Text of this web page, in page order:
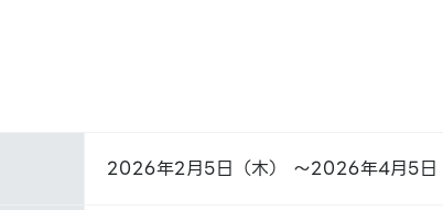
2026年2月5日（木） ～2026年4月5日